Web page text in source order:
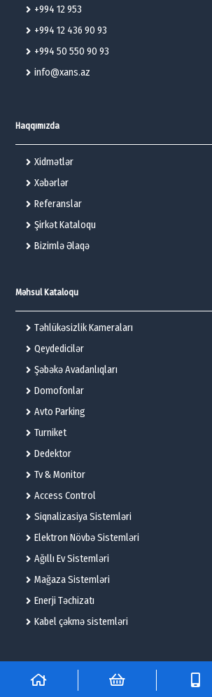
+994 12 953
+994 12 436 90 93
+994 50 550 90 93
info@xans.az
Haqqımızda
Xidmətlər
Xəbərlər
Referanslar
Şirkət Kataloqu
Bizimlə Əlaqə
Məhsul Kataloqu
Təhlükəsizlik Kameraları
Qeydedicilər
Şəbəkə Avadanlıqları
Domofonlar
Avto Parking
Turniket
Dedektor
Tv & Monitor
Access Control
Siqnalizasiya Sistemləri
Elektron Növbə Sistemləri
Ağıllı Ev Sistemləri
Mağaza Sistemləri
Enerji Təchizatı
Kabel çəkmə sistemləri
© 2025 – Flame Technologies